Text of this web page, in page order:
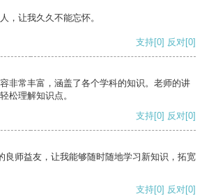
，让我久久不能忘怀。
支持[0] 反对[0]
非常丰富，涵盖了各个学科的知识。老师的讲
松理解知识点。
支持[0] 反对[0]
良师益友，让我能够随时随地学习新知识，拓宽
支持[0] 反对[0]